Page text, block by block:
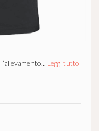
Leggi tutto